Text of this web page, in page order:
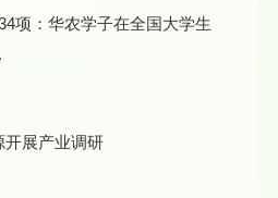
项：华农学子在全国大学生
开展产业调研